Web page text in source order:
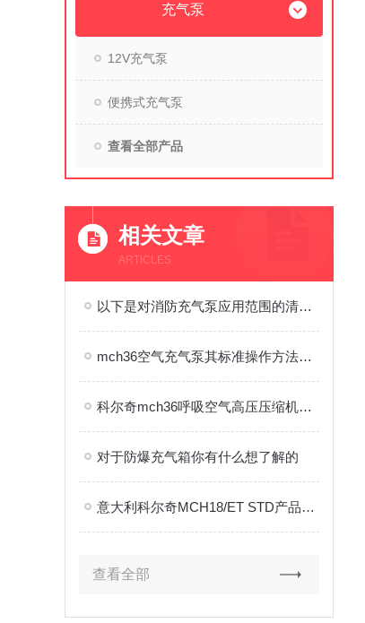
充气泵
12V充气泵
便携式充气泵
查看全部产品
相关文章
ARTICLES
以下是对消防充气泵应用范围的清晰归纳
mch36空气充气泵其标准操作方法与流程如下
科尔奇mch36呼吸空气高压压缩机正常运行标准
对于防爆充气箱你有什么想了解的
意大利科尔奇MCH18/ET STD产品资料
查看全部